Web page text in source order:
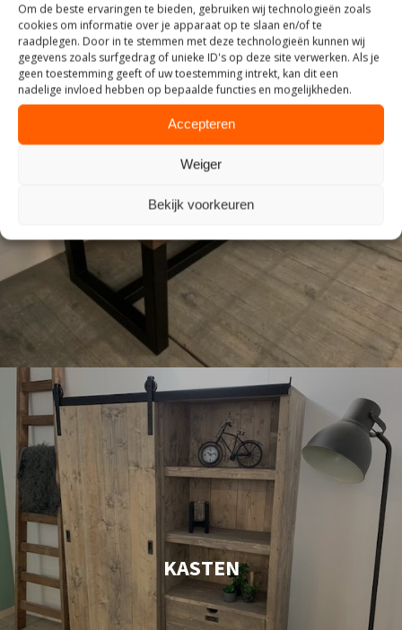
Om de beste ervaringen te bieden, gebruiken wij technologieën zoals
cookies om informatie over je apparaat op te slaan en/of te
raadplegen. Door in te stemmen met deze technologieën kunnen wij
gegevens zoals surfgedrag of unieke ID's op deze site verwerken. Als je
geen toestemming geeft of uw toestemming intrekt, kan dit een
nadelige invloed hebben op bepaalde functies en mogelijkheden.
Accepteren
Weiger
Bekijk voorkeuren
ZITTEN
KASTEN